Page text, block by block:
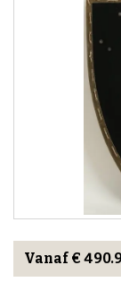
Vanaf €